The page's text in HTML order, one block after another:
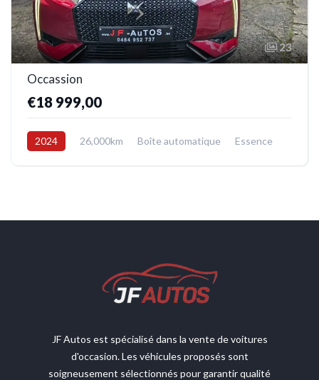
23
Occassion
€18 999,00
2024 26,000km Boîte automatique
Essence
JF Autos est spécialisé dans la vente de voitures
d'occasion. Les véhicules proposés sont
soigneusement sélectionnés pour garantir qualité